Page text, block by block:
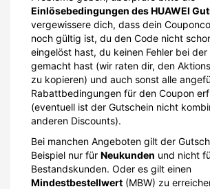
Einlösebedingungen des HUAWEI
vergewissere dich, dass dein
noch gültig ist, du den Code nicht
eingelöst hast, du keinen Fehler bei der
gemacht hast (wir raten dir, den
zu kopieren) und auch sonst alle
Rabattbedingungen für den Coupon
(eventuell ist der Gutschein nicht
anderen Discounts).
Bei manchen Angeboten gilt der
Beispiel nur für Neukunden und nicht
Bestandskunden. Oder es gilt einen
Mindestbestellwert (MBW) zu